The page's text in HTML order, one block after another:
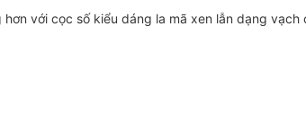
hơn với cọc số kiểu dáng la mã xen lẫn dạng